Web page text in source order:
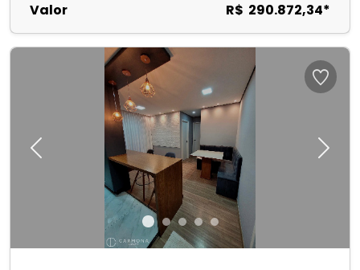
Valor R$ 290.872,34*
Previous Next